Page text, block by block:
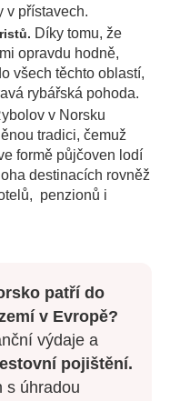
v přístavech.
Díky tomu, že
opravdu hodně,
všech těchto oblastí,
rybářská pohoda.
v Norsku
tradici, čemuž
formě půjčoven lodí
destinacích rovněž
penzionů i
patří do
v Evropě?
výdaje a
pojištění.
s úhradou